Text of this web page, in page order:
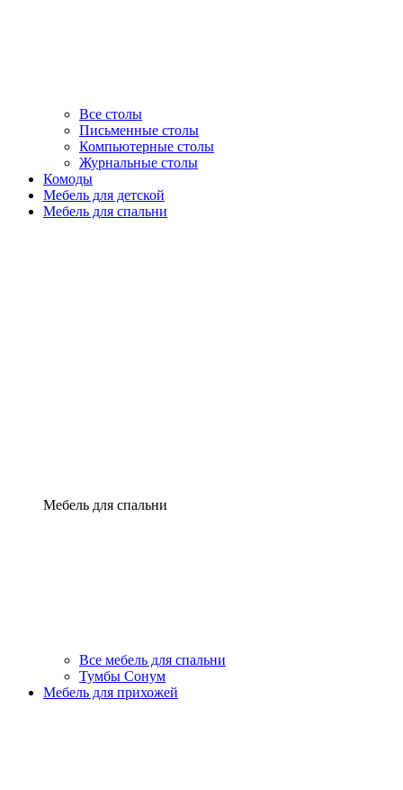
Все столы
Письменные столы
Компьютерные столы
Журнальные столы
Комоды
Мебель для детской
Мебель для спальни
Мебель для спальни
Все мебель для спальни
Тумбы Сонум
Мебель для прихожей